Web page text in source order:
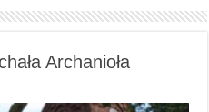
Archanioła